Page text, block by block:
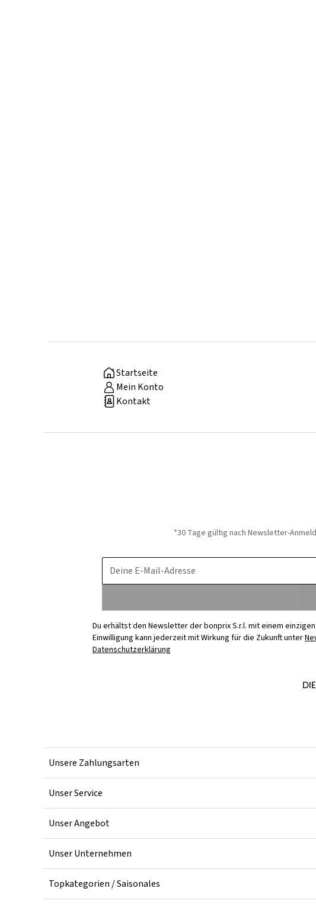
Startseite
Mein Konto
Kontakt
*30 Tage gültig nach Newsletter-
Deine E-Mail-Adresse
Du erhältst den Newsletter der bonprix S.r.l. mit einem
Einwilligung kann jederzeit mit Wirkung für die Zukunft unter
Datenschutzerklärung
Unsere Zahlungsarten
Unser Service
Unser Angebot
Unser Unternehmen
Topkategorien / Saisonales